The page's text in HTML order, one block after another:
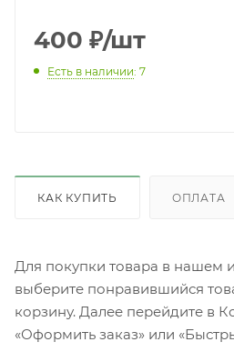
400 ₽/шт
Есть в наличии: 7
КАК КУПИТЬ ОПЛАТА
Для покупки товара в нашем
выберите понравившийся
корзину. Далее перейдите в
«Оформить заказ» или